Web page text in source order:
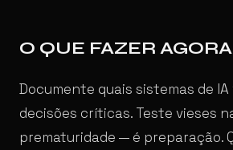
O QUE FAZER
Documente quais sistemas de
decisões críticas. Teste vieses
prematuridade — é preparação.